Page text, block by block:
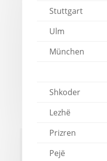
Stuttgart
Ulm
München
Shkoder
Lezhë
Prizren
Pejë